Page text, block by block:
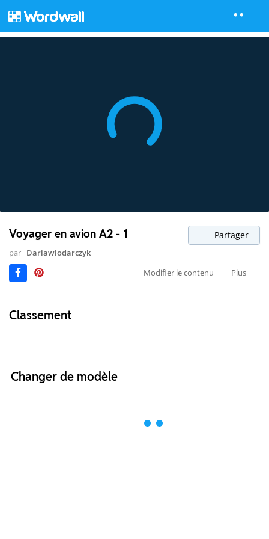
Voyager en avion A2 - 1 Partager
par Dariawlodarczyk
Modifier le contenu
Plus
Classement
Changer de modèle